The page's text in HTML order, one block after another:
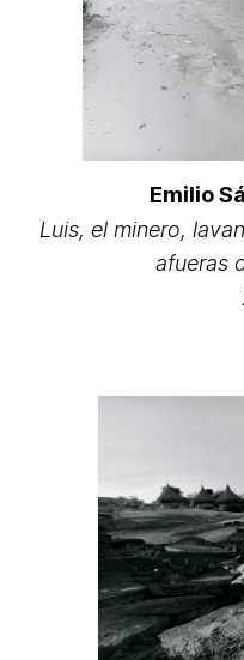
Emilio
Luis, el minero,
afueras